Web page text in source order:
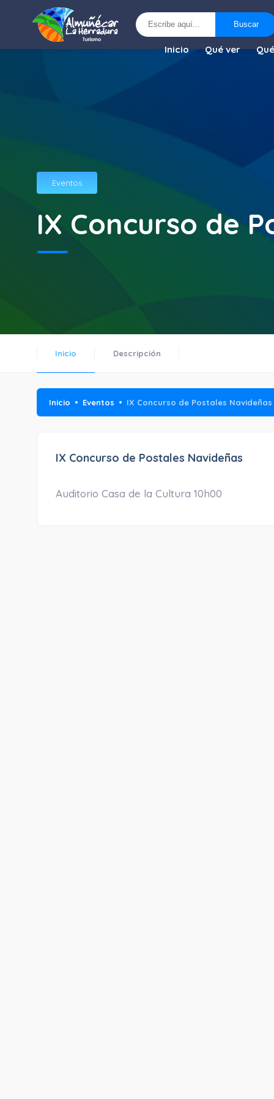
Buscar
Inicio Qué ver
Eventos
IX Concurso de
Inicio Descripción
Inicio Eventos IX Concurso de Postales Navideñas
IX Concurso de Postales Navideñas
Auditorio Casa de la Cultura 10h00